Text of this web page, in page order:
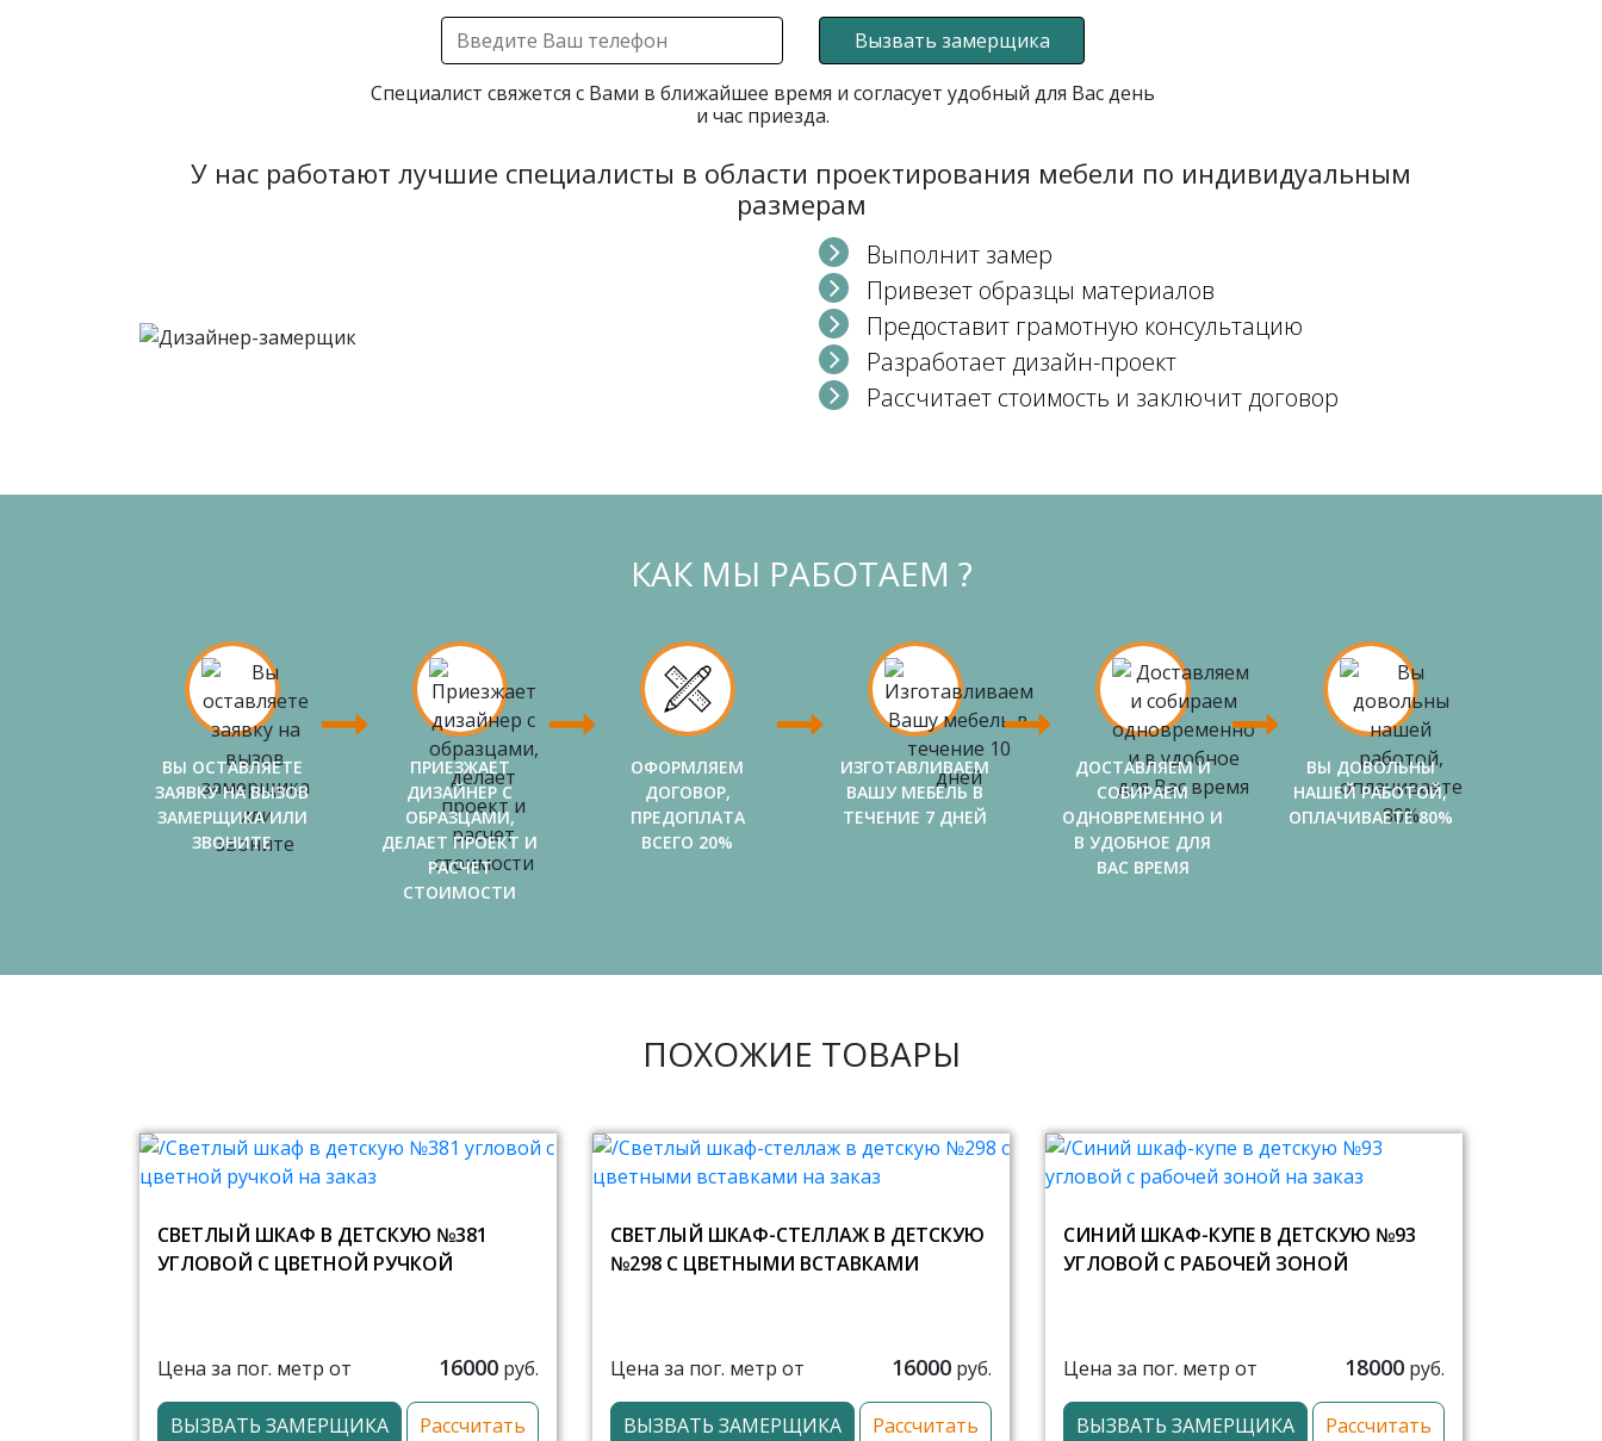
Вызвать замерщика
Специалист свяжется с Вами в ближайшее время и согласует удобный для Вас день
и час приезда.
У нас работают лучшие специалисты в области проектирования мебели по индивидуальным
размерам
Выполнит замер
Привезет образцы материалов
Предоставит грамотную консультацию
Разработает дизайн-проект
Рассчитает стоимость и заключит договор
КАК МЫ РАБОТАЕМ ?
ВЫ ОСТАВЛЯЕТЕ
ЗАЯВКУ НА ВЫЗОВ
ЗАМЕРЩИКА ИЛИ
ЗВОНИТЕ
ПРИЕЗЖАЕТ
ДИЗАЙНЕР С
ОБРАЗЦАМИ,
ДЕЛАЕТ ПРОЕКТ И
РАСЧЕТ
СТОИМОСТИ
ОФОРМЛЯЕМ
ДОГОВОР,
ПРЕДОПЛАТА
ВСЕГО 20%
ИЗГОТАВЛИВАЕМ
ВАШУ МЕБЕЛЬ В
ТЕЧЕНИЕ 7 ДНЕЙ
ДОСТАВЛЯЕМ И
СОБИРАЕМ
ОДНОВРЕМЕННО И
В УДОБНОЕ ДЛЯ
ВАС ВРЕМЯ
ВЫ ДОВОЛЬНЫ
НАШЕЙ РАБОТОЙ,
ОПЛАЧИВАЕТЕ 80%
ПОХОЖИЕ ТОВАРЫ
СВЕТЛЫЙ ШКАФ В ДЕТСКУЮ №381
УГЛОВОЙ С ЦВЕТНОЙ РУЧКОЙ
Цена за пог. метр от 16000 руб.
ВЫЗВАТЬ ЗАМЕРЩИКА Рассчитать
СВЕТЛЫЙ ШКАФ-СТЕЛЛАЖ В ДЕТСКУЮ
№298 С ЦВЕТНЫМИ ВСТАВКАМИ
Цена за пог. метр от 16000 руб.
ВЫЗВАТЬ ЗАМЕРЩИКА Рассчитать
СИНИЙ ШКАФ-КУПЕ В ДЕТСКУЮ №93
УГЛОВОЙ С РАБОЧЕЙ ЗОНОЙ
Цена за пог. метр от 18000 руб.
ВЫЗВАТЬ ЗАМЕРЩИКА Рассчитать